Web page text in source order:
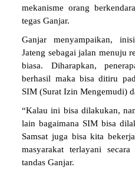
mekanisme orang
tegas Ganjar.
Ganjar menyampaikan,
Jateng sebagai jalan menuju
biasa. Diharapkan,
berhasil maka bisa ditiru
SIM (Surat Izin Mengemudi)
“Kalau ini bisa dilakukan,
lain bagaimana SIM bisa
Samsat juga bisa kita
masyarakat terlayani
tandas Ganjar.